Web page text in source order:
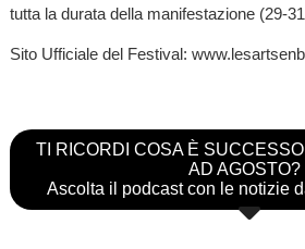
tutta la durata della manifestazione (29-
Sito Ufficiale del Festival:
TI RICORDI COSA È
AD AGOSTO?
Ascolta il podcast con le notizie